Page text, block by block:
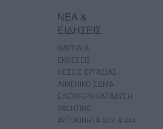
ΝΕΑ &
ΕΙΔΗΣΕΙΣ
ΝΑΥΤΙΛΙΑ
ΕΚΘΕΣΕΙΣ
ΘΕΣΕΙΣ ΕΡΓΑΣΙΑΣ
ΛΙΜΕΝΙΚΟ ΣΩΜΑ
ΕΛΕΥΘΕΡΗ ΚΑΤΑΔΥΣΗ
YACHTING
AYTOKINHTA SUV & 4x4